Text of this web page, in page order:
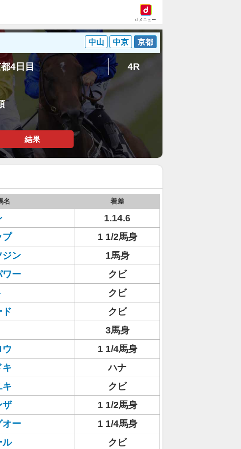
dメニュー
中山 中京 京都
4日目 4R
結果
名 着差
1.14.6
プ
1 1/2馬身
ジン
1馬身
ワー
クビ
クビ
ド
クビ
3馬身
1 1/4馬身
キ
ハナ
キ
クビ
ザ
1 1/2馬身
オー
1 1/4馬身
ル
クビ